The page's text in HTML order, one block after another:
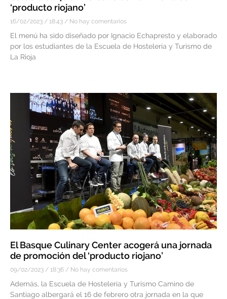
‘producto riojano’
16/02/2023 18:43 No hay comentarios
El menú ha sido diseñado por Ignacio Echapresto y elaborado
por los estudiantes de la Escuela de Hostelería y Turismo de
La Rioja
El Basque Culinary Center acogerá una jornada
de promoción del ‘producto riojano’
09/02/2023 18:36 No hay comentarios
Además, la Escuela de Hostelería y Turismo Camino de
Santiago albergará el 16 de febrero otra jornada en la que